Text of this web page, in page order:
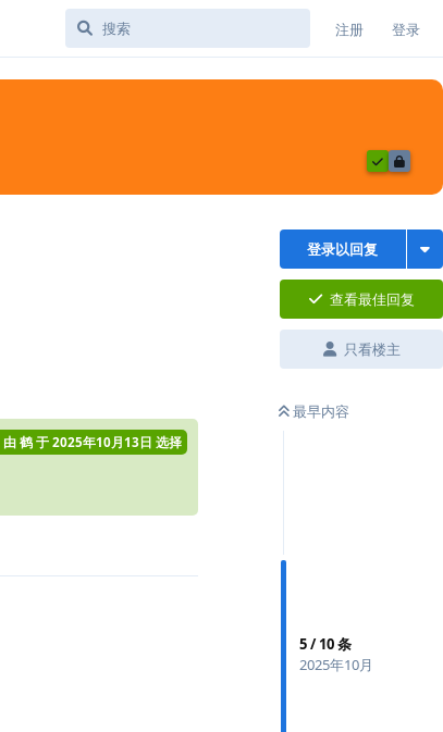
注册 登录
登录以回复
查看最佳回复
只看楼主
最早内容
5/10条
2025年10月
由鹤于2025年10月13日 选择